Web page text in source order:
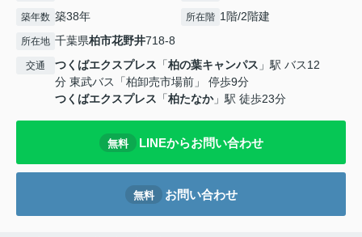
築年数 築38年 所在階 1階/2階建
所在地 千葉県柏市花野井718-8
交通 つくばエクスプレス 「柏の葉キャンパス 」駅 バス12
分 東武バス「柏卸売市場前」 停歩9分
つくばエクスプレス 「柏たなか」駅 徒歩23分
無料 LINEからお問い合わせ
無料 お問い合わせ